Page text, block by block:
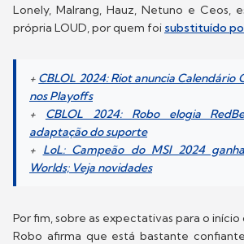
Lonely, Malrang, Hauz, Netuno e Ceos,
própria LOUD, por quem foi substituído
+ CBLOL 2024: Riot anuncia Calendário
nos Playoffs
+ CBLOL 2024: Robo elogia
adaptação do suporte
+ LoL: Campeão do MSI 2024
Worlds; Veja novidades
Por fim, sobre as expectativas para o início
Robo afirma que está bastante